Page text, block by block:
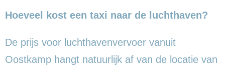
Hoeveel kost een taxi naar de luchthaven?
De prijs voor luchthavenvervoer vanuit
Oostkamp hangt natuurlijk af van de locatie van